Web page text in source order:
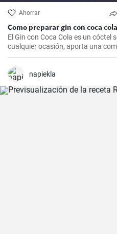
Ahorrar
Como preparar gin con coca cola
El Gin con Coca Cola es un cóctel
cualquier ocasión, aporta una
que resultarán del agrado para
común mezclar gin con Coca
por su agradable sabor.
napiekla